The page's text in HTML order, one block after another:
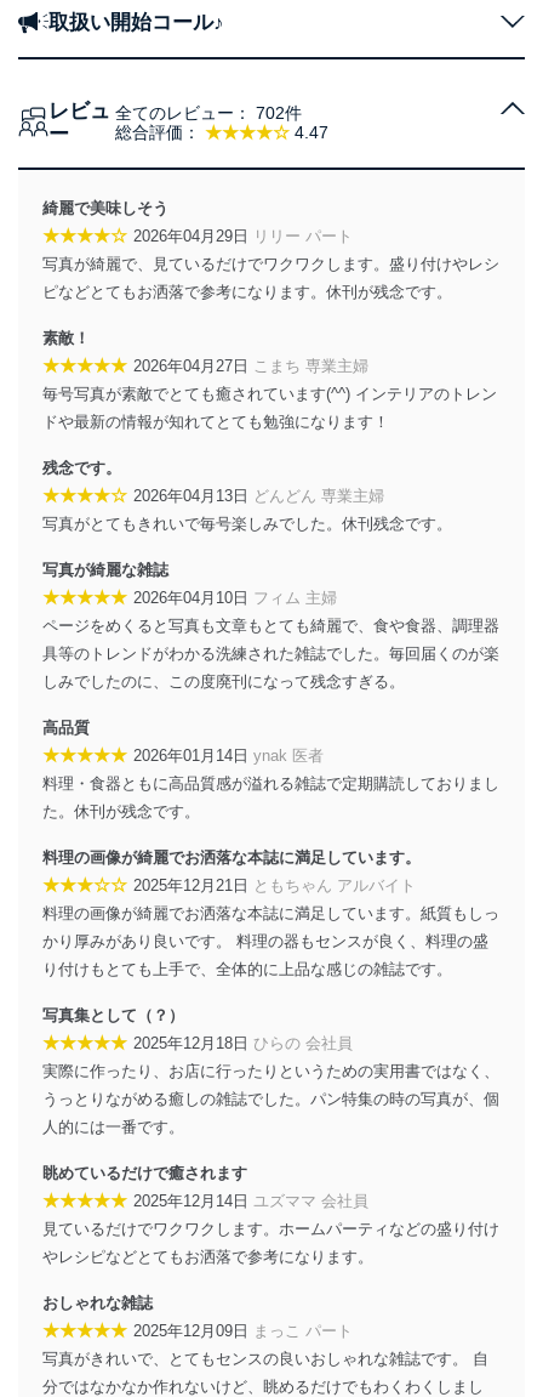
取扱い開始コール♪
レビュ
ー
総合評価： ★★★★☆ 4.47
全てのレビュー： 702件
綺麗で美味しそう
★★★★☆ 2026年04月29日 リリー パート
写真が綺麗で、見ているだけでワクワクします。盛り付けやレシ
ピなどとてもお洒落で参考になります。休刊が残念です。
素敵！
★★★★★ 2026年04月27日 こまち 専業主婦
毎号写真が素敵でとても癒されています(^^) インテリアのトレン
ドや最新の情報が知れてとても勉強になります！
残念です。
★★★★☆ 2026年04月13日 どんどん 専業主婦
写真がとてもきれいで毎号楽しみでした。休刊残念です。
写真が綺麗な雑誌
★★★★★ 2026年04月10日 フィム 主婦
ページをめくると写真も文章もとても綺麗で、食や食器、調理器
具等のトレンドがわかる洗練された雑誌でした。毎回届くのが楽
しみでしたのに、この度廃刊になって残念すぎる。
高品質
★★★★★ 2026年01月14日 ynak 医者
料理・食器ともに高品質感が溢れる雑誌で定期購読しておりまし
た。休刊が残念です。
料理の画像が綺麗でお洒落な本誌に満足しています。
★★★☆☆ 2025年12月21日 ともちゃん アルバイト
料理の画像が綺麗でお洒落な本誌に満足しています。紙質もしっ
かり厚みがあり良いです。 料理の器もセンスが良く、料理の盛
り付けもとても上手で、全体的に上品な感じの雑誌です。
写真集として（？）
★★★★★ 2025年12月18日 ひらの 会社員
実際に作ったり、お店に行ったりというための実用書ではなく、
うっとりながめる癒しの雑誌でした。パン特集の時の写真が、個
人的には一番です。
眺めているだけで癒されます
★★★★★ 2025年12月14日 ユズママ 会社員
見ているだけでワクワクします。ホームパーティなどの盛り付け
やレシピなどとてもお洒落で参考になります。
おしゃれな雑誌
★★★★★ 2025年12月09日 まっこ パート
写真がきれいで、とてもセンスの良いおしゃれな雑誌です。 自
分ではなかなか作れないけど、眺めるだけでもわくわくしまし